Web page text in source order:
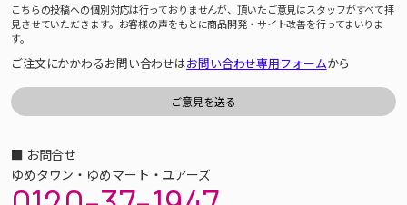
こちらの投稿への個別対応は行っておりませんが、頂いたご意見はスタッフがすべて拝
見させていただきます。お客様の声をもとに商品開発・サイト改善を行ってまいりま
す。
ご注文にかかわるお問い合わせはお問い合わせ専用フォームから
■ お問合せ
ゆめタウン・ゆめマート・ユアーズ